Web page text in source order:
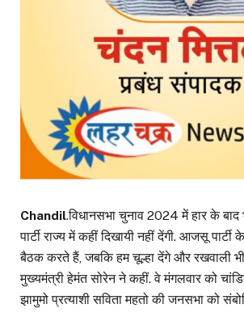
Chandil.विधानसभा चुनाव 2024 में हार के
पार्टी राज्य में कहीं दिखायी नहीं देंगी. आजसू
बैठक करते हैं, जबकि हम चूल्हा देंगे और रखवाली
मुख्यमंत्री हेमंत सोरेन ने कहीं. वे मंगलवार को
झामुमो प्रत्याशी सविता महतो की जनसभा को